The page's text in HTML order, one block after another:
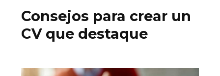
Consejos para crear un
CV que destaque